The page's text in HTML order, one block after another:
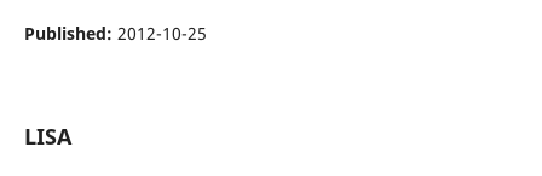
Published: 2012-10-25
LISA